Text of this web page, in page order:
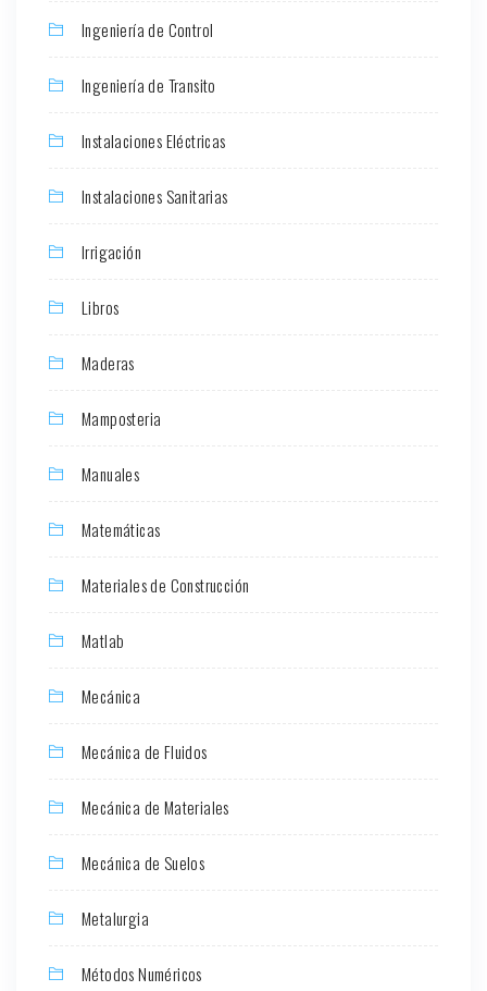
Ingeniería de Control
Ingeniería de Transito
Instalaciones Eléctricas
Instalaciones Sanitarias
Irrigación
Libros
Maderas
Mamposteria
Manuales
Matemáticas
Materiales de Construcción
Matlab
Mecánica
Mecánica de Fluidos
Mecánica de Materiales
Mecánica de Suelos
Metalurgia
Métodos Numéricos